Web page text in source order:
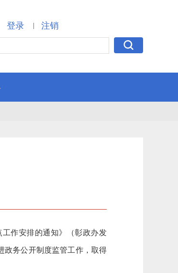
登录 | 注销
工作安排的通知》（彰政办发
政务公开制度监管工作，取得